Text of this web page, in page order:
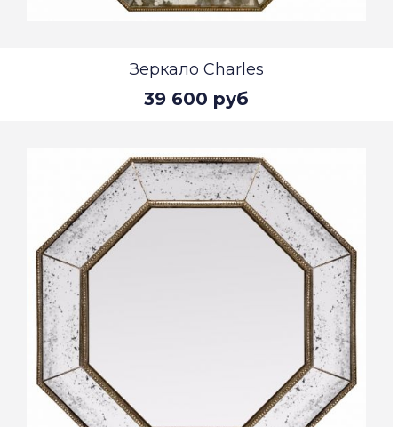
Зеркало Charles
39 600 руб